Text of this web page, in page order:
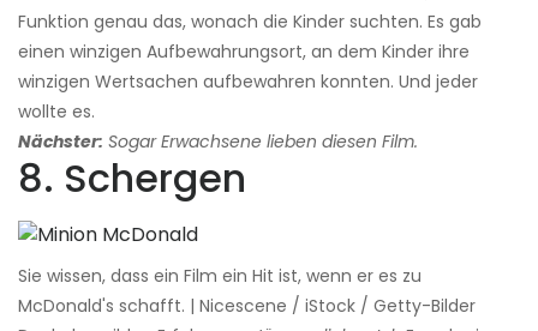
Funktion genau das, wonach die Kinder suchten. Es gab
einen winzigen Aufbewahrungsort, an dem Kinder ihre
winzigen Wertsachen aufbewahren konnten. Und jeder
wollte es.
Nächster: Sogar Erwachsene lieben diesen Film.
8. Schergen
Sie wissen, dass ein Film ein Hit ist, wenn er es zu
McDonald's schafft. | Nicescene / iStock / Getty-Bilder